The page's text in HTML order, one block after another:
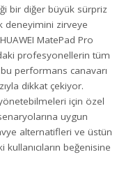
bir diğer büyük sürpriz
deneyimini zirveye
MatePad Pro
profesyonellerin tüm
performans canavarı
dikkat çekiyor.
yönetebilmeleri için özel
uygun
alternatifleri ve üstün
beğenisine